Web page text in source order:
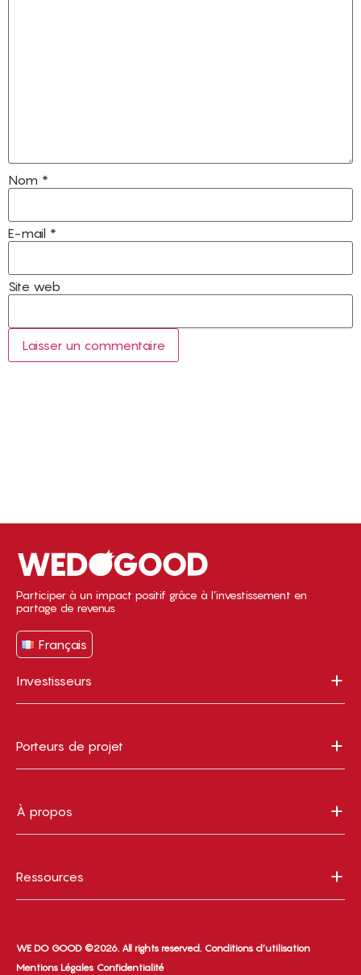
Nom *
E-mail *
Site web
Participer à un impact positif grâce à l’investissement en
partage de revenus
Français
Investisseurs
Porteurs de projet
À propos
Ressources
WE DO GOOD ©2026. All rights reserved. Conditions d’utilisation
Mentions Légales Confidentialité